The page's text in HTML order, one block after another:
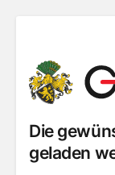
Die
geladen